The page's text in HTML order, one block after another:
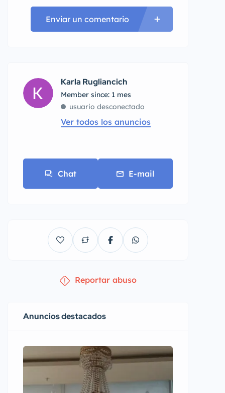
Enviar un comentario
Karla Rugliancich
Member since: 1 mes
usuario desconectado
Ver todos los anuncios
Chat E-mail
Reportar abuso
Anuncios destacados